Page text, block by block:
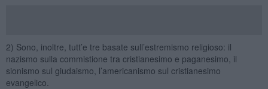
2) Sono, inoltre, tutt’e tre basate sull’estremismo religioso: il
nazismo sulla commistione tra cristianesimo e paganesimo, il
sionismo sul giudaismo, l’americanismo sul cristianesimo
evangelico.